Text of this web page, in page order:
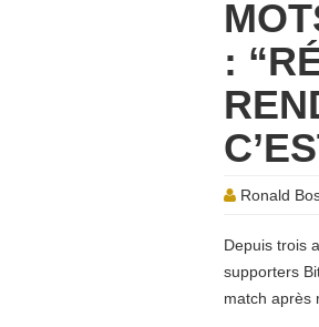
:
Ronald
Depuis trois
supporters
match après